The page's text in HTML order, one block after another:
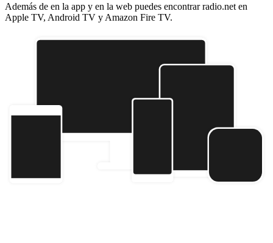
Además de en la app y en la web puedes encontrar radio.net en
Apple TV, Android TV y Amazon Fire TV.